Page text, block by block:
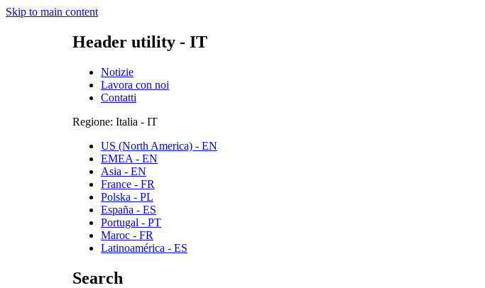
Skip to main content
Header utility - IT
Notizie
Lavora con noi
Contatti
Regione: Italia - IT
US (North America) - EN
EMEA - EN
Asia - EN
France - FR
Polska - PL
España - ES
Portugal - PT
Maroc - FR
Latinoamérica - ES
Search